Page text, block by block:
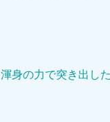
渾身の力で突き出し